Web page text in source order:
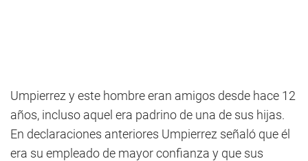
Umpierrez y este hombre eran amigos desde hace 12
años, incluso aquel era padrino de una de sus hijas.
En declaraciones anteriores Umpierrez señaló que él
era su empleado de mayor confianza y que sus